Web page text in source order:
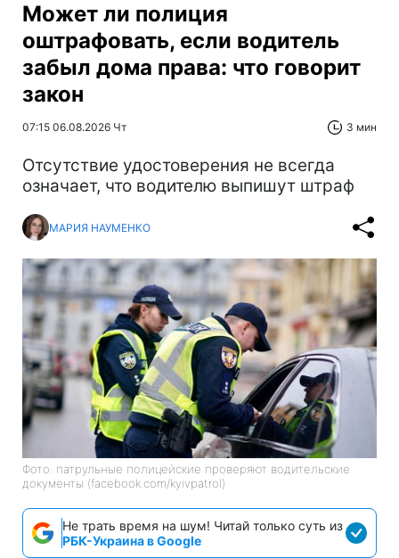
Может ли полиция
оштрафовать, если водитель
забыл дома права: что говорит
закон
07:15 06.08.2026 Чт 3 мин
Отсутствие удостоверения не всегда
означает, что водителю выпишут штраф
МАРИЯ НАУМЕНКО
Фото: патрульные полицейские проверяют водительские
документы (facebook.com/kyivpatrol)
Не трать время на шум! Читай только суть из
РБК-Украина в Google